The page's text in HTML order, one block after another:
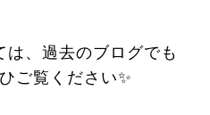
、過去のブログでも
ご覧ください✨